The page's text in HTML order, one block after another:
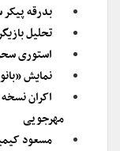
بدرقه
تحلیل
استوری
نمایش
اکران
مهرجویی